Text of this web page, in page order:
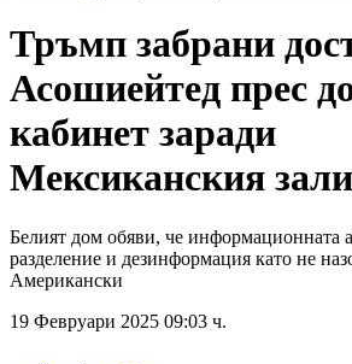
Тръмп забрани
Асошиейтед прес
кабинет заради
Мексиканския
Белият дом обяви, че информационната
разделение и дезинформация като не
Американски
19 Февруари 2025 09:03 ч.